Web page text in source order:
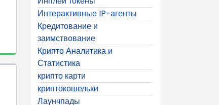
Интерактивные IP-агенты
Кредитование и
заимствование
Крипто Аналитика и
Статистика
крипто карти
криптокошельки
Лаунчпады